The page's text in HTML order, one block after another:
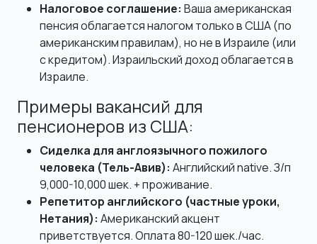
Налоговое соглашение: Ваша американская
пенсия облагается налогом только в США (по
американским правилам), но не в Израиле (или
с кредитом). Израильский доход облагается в
Израиле.
Примеры вакансий для
пенсионеров из США:
Сиделка для англоязычного пожилого
человека (Тель-Авив): Английский native. З/п
9,000-10,000 шек. + проживание.
Репетитор английского (частные уроки,
Нетания): Американский акцент
приветствуется. Оплата 80-120 шек./час.